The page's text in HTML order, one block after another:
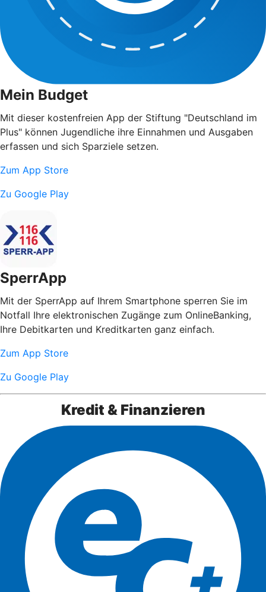
Mein Budget
Mit dieser kostenfreien App der Stiftung "Deutschland im
Plus" können Jugendliche ihre Einnahmen und Ausgaben
erfassen und sich Sparziele setzen.
Zum App Store
Zu Google Play
SperrApp
Mit der SperrApp auf Ihrem Smartphone sperren Sie im
Notfall Ihre elektronischen Zugänge zum OnlineBanking,
Ihre Debitkarten und Kreditkarten ganz einfach.
Zum App Store
Zu Google Play
Kredit & Finanzieren